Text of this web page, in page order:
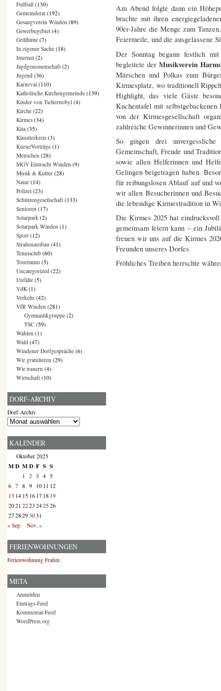
Am Abend folgte dann ein
brachte mit ihren
90er-Jahre die Menge zum
Feiermeile, und die ausgelassene
Der Sonntag begann festlich
begleitete der Musikverein
Märschen und Polkas zum
Kirmesplatz, wo traditionell
Highlight, das viele Gäste
Kuchentafel mit
von der Kirmesgesellschaft
zahlreiche Gewinnerinnen und
So gingen drei
Gemeinschaft, Freude und
sowie allen Helferinnen und
Gelingen beigetragen haben.
für reibungslosen Ablauf auf und
wir allen Besucherinnen und
die lebendige Kirmestradition in
Die Kirmes 2025 hat
gemeinsam feiern kann – ein
freuen wir uns auf die Kirmes
Freunden unseres Dorfes.
Fröhliches Treiben herrschte
Fußball (130)
Gemeinderat (192)
Gesangverein Winden (89)
Gewerbegebiet (4)
Grillhütte (7)
In eigener Sache (18)
Internet (2)
Jagdgenossenschaft (2)
Jugend (36)
Karneval (110)
Katholische Kirchengemeinde (139)
Kinder von Tschernobyl (4)
Kirche (22)
Kirmes (34)
Kita (35)
Künstlerkreis (3)
Kurse/Vorträge (1)
Menschen (28)
MGV Eintracht Winden (9)
Musik & Kultur (28)
Natur (14)
Polizei (23)
Schützengesellschaft (133)
Senioren (17)
Solarpark (2)
Solarpark Winden (1)
Sport (12)
Straßenausbau (41)
Tennisclub (60)
Tourismus (5)
Uncategorized (22)
Unfälle (5)
VdK (1)
Verkehr (42)
VfR Winden (281)
Gymnastikgruppe (2)
TSC (59)
Wahlen (1)
Wald (47)
Windener Dorfgespräche (6)
Wir gratulieren (29)
Wir trauern (4)
Wirtschaft (10)
DORF-ARCHIV
Dorf-Archiv
KALENDER
Oktober 2025
MD MD F S S
1 2 3 4 5
6 7 8 9 10 11 12
13 14 15 16 17 18 19
2021 2223 2425 26
27 28 293031
« Sep.
Nov. »
FERIENWOHNUNGEN
Ferienwohnung Frahm
META
Anmelden
Eintrags-Feed
Kommentar-Feed
WordPress.org